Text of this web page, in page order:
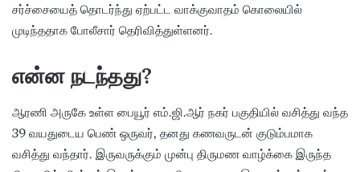
சர்ச்சையைத் தொடர்ந்து ஏற்பட்ட வாக்குவாதம் கொலையில்
முடிந்ததாக போலீசார் தெரிவித்துள்ளனர்.
என்ன நடந்தது?
ஆரணி அருகே உள்ள பையூர் எம்.ஜி.ஆர் நகர் பகுதியில் வசித்து வந்த
39 வயதுடைய பெண் ஒருவர், தனது கணவருடன் குடும்பமாக
வசித்து வந்தார். இருவருக்கும் முன்பு திருமண வாழ்க்கை இருந்த